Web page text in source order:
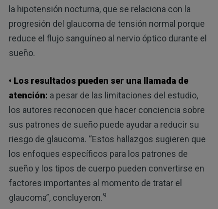
la hipotensión nocturna, que se relaciona con la
progresión del glaucoma de tensión normal porque
reduce el flujo sanguíneo al nervio óptico durante el
sueño.
• Los resultados pueden ser una llamada de
atención: a pesar de las limitaciones del estudio,
los autores reconocen que hacer conciencia sobre
sus patrones de sueño puede ayudar a reducir su
riesgo de glaucoma. “Estos hallazgos sugieren que
los enfoques específicos para los patrones de
sueño y los tipos de cuerpo pueden convertirse en
factores importantes al momento de tratar el
glaucoma”, concluyeron.9